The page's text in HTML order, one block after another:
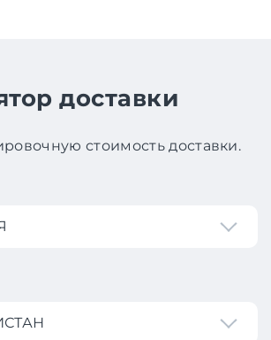
доставки
стоимость доставки.